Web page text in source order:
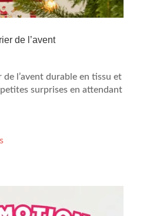
de l’avent
de l’avent durable en tissu et
surprises en attendant